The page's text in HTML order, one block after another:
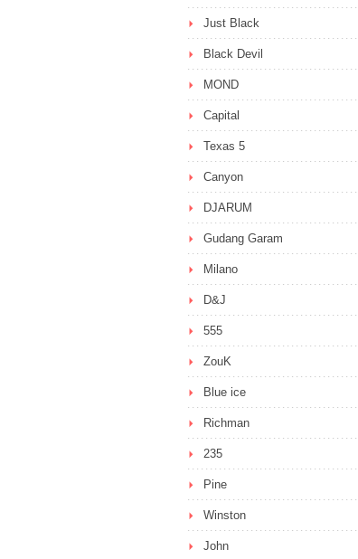
Just Black
Black Devil
MOND
Capital
Texas 5
Canyon
DJARUM
Gudang Garam
Milano
D&J
555
ZouK
Blue ice
Richman
235
Pine
Winston
John